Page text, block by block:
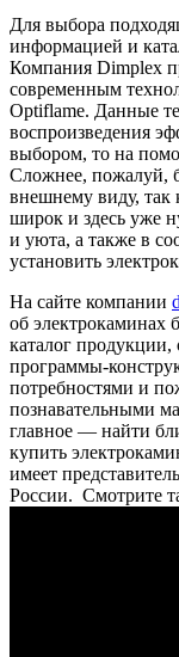
Для выбора
информацией и
Компания Dimplex
современным
Optiflame. Данные
воспроизведения
выбором, то на
Сложнее, пожалуй,
внешнему виду, так
широк и здесь уже
и уюта, а также в
установить
На сайте компании
об электрокаминах
каталог
программы-
потребностями и
познавательными
главное — найти
купить
имеет
России. Смотрите